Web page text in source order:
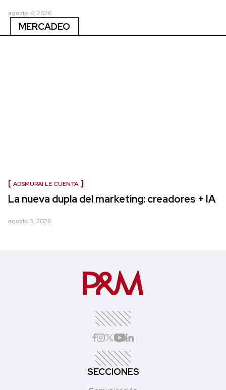
agosto 4, 2026
MERCADEO
ADSMURAI LE CUENTA
La nueva dupla del marketing: creadores + IA
agosto 3, 2026
SECCIONES